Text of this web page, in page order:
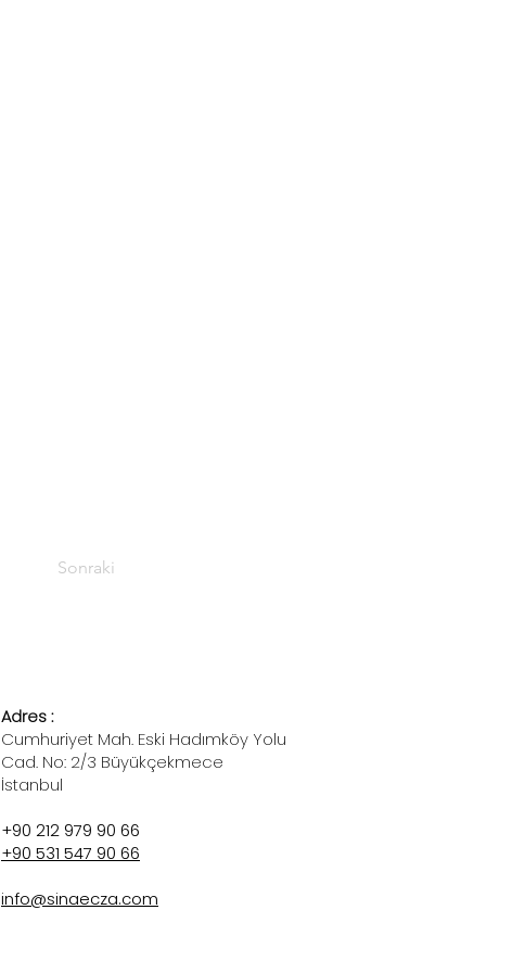
Sonraki
Adres :
Cumhuriyet Mah. Eski Hadımköy Yolu
Cad. No: 2/3 Büyükçekmece
İstanbul
+90 212 979 90 66
+90 531 547 90 66
info@sinaecza.com